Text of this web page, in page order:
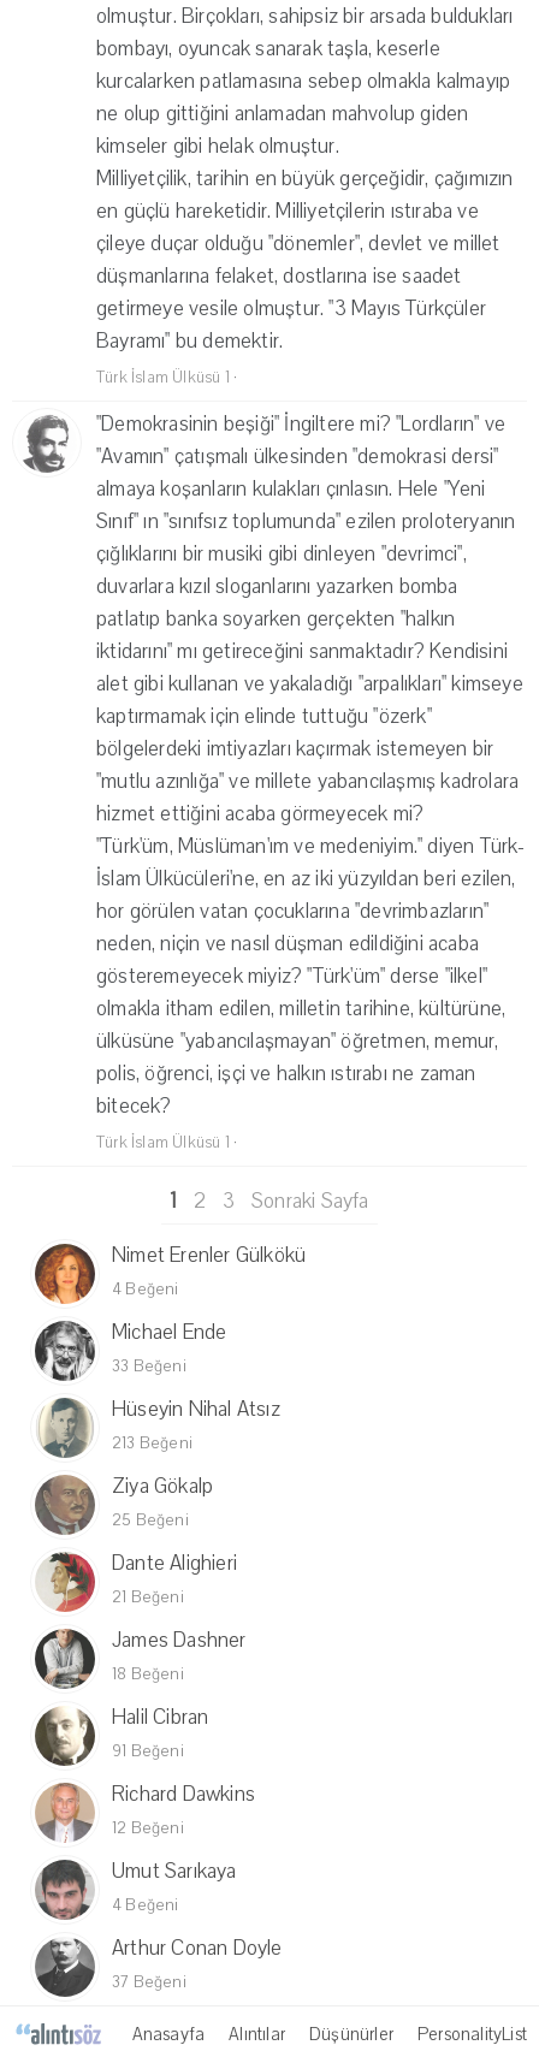
olmuştur. Birçokları, sahipsiz bir arsada buldukları
bombayı, oyuncak sanarak taşla, keserle
kurcalarken patlamasına sebep olmakla kalmayıp
ne olup gittiğini anlamadan mahvolup giden
kimseler gibi helak olmuştur.
Milliyetçilik, tarihin en büyük gerçeğidir, çağımızın
en güçlü hareketidir. Milliyetçilerin ıstıraba ve
çileye duçar olduğu "dönemler", devlet ve millet
düşmanlarına felaket, dostlarına ise saadet
getirmeye vesile olmuştur. "3 Mayıs Türkçüler
Bayramı" bu demektir.
Türk İslam Ülküsü 1 ·
"Demokrasinin beşiği" İngiltere mi? "Lordların" ve
"Avamın" çatışmalı ülkesinden "demokrasi dersi"
almaya koşanların kulakları çınlasın. Hele "Yeni
Sınıf" ın "sınıfsız toplumunda" ezilen proloteryanın
çığlıklarını bir musiki gibi dinleyen "devrimci",
duvarlara kızıl sloganlarını yazarken bomba
patlatıp banka soyarken gerçekten "halkın
iktidarını" mı getireceğini sanmaktadır? Kendisini
alet gibi kullanan ve yakaladığı "arpalıkları" kimseye
kaptırmamak için elinde tuttuğu "özerk"
bölgelerdeki imtiyazları kaçırmak istemeyen bir
"mutlu azınlığa" ve millete yabancılaşmış kadrolara
hizmet ettiğini acaba görmeyecek mi?
"Türk'üm, Müslüman'ım ve medeniyim." diyen Türk-
İslam Ülkücüleri'ne, en az iki yüzyıldan beri ezilen,
hor görülen vatan çocuklarına "devrimbazların"
neden, niçin ve nasıl düşman edildiğini acaba
gösteremeyecek miyiz? "Türk'üm" derse "ilkel"
olmakla itham edilen, milletin tarihine, kültürüne,
ülküsüne "yabancılaşmayan" öğretmen, memur,
polis, öğrenci, işçi ve halkın ıstırabı ne zaman
bitecek?
Türk İslam Ülküsü 1 ·
1 2 3
Sonraki Sayfa
Nimet Erenler Gülkökü
4 Beğeni
Michael Ende
33 Beğeni
Hüseyin Nihal Atsız
213 Beğeni
Ziya Gökalp
25 Beğeni
Dante Alighieri
21 Beğeni
James Dashner
18 Beğeni
Halil Cibran
91 Beğeni
Richard Dawkins
12 Beğeni
Umut Sarıkaya
4 Beğeni
Arthur Conan Doyle
37 Beğeni
Anasayfa Alıntılar Düşünürler PersonalityList